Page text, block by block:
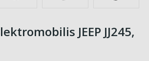
JEEP JJ245,